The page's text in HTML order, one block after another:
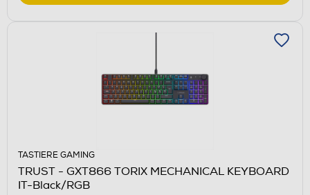
TASTIERE GAMING
TRUST - GXT866 TORIX MECHANICAL KEYBOARD
IT-Black/RGB